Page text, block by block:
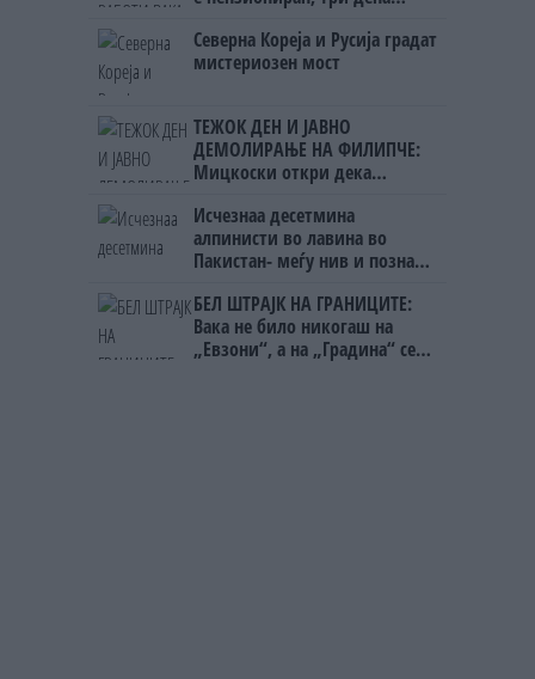
на бизнисменот Марковски
Северна Кореја и Русија градат
мистериозен мост
ТЕЖОК ДЕН И ЈАВНО
ДЕМОЛИРАЊЕ НА ФИЛИПЧЕ:
Мицкоски откри дека
ништо, освен за кеш
Исчезнаа десетмина
алпинисти во лавина во
Пакистан- меѓу нив и познат
БЕЛ ШТРАЈК НА ГРАНИЦИТЕ:
Вака не било никогаш на
„Евзони“, а на „Градина“ се